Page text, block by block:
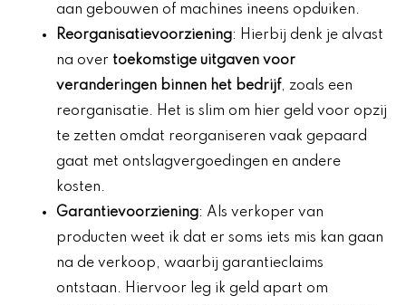
aan gebouwen of machines ineens opduiken.
Reorganisatievoorziening: Hierbij denk je alvast
na over toekomstige uitgaven voor
veranderingen binnen het bedrijf, zoals een
reorganisatie. Het is slim om hier geld voor opzij
te zetten omdat reorganiseren vaak gepaard
gaat met ontslagvergoedingen en andere
kosten.
Garantievoorziening: Als verkoper van
producten weet ik dat er soms iets mis kan gaan
na de verkoop, waarbij garantieclaims
ontstaan. Hiervoor leg ik geld apart om